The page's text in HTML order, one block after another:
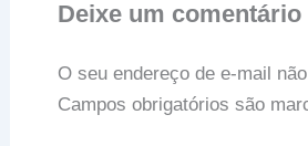
Deixe um comentário
O seu endereço de e-mail
Campos obrigatórios são